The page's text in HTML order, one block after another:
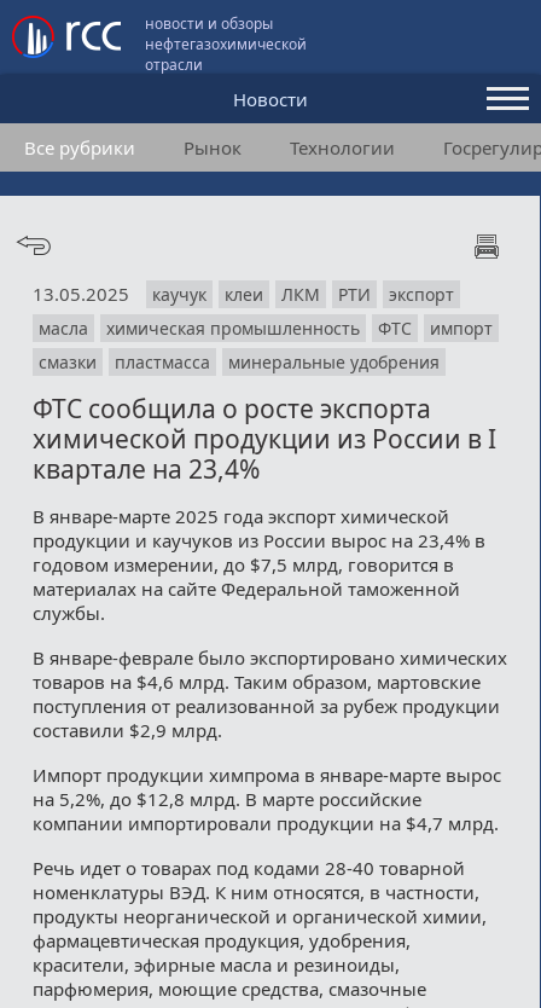
новости и обзоры
нефтегазохимической
отрасли
Новости
Аналитика и мнения
Конференции
Подписка
Пользовательское соглашение
Медиакит
Все рубрики Рынок Технологии
13.05.2025 каучук клеи ЛКМ РТИ
экспорт
масла
химическая промышленность ФТС
импорт
смазки
пластмасса минеральные удобрения
ФТС сообщила о росте экспорта
химической продукции из России в I
квартале на 23,4%
В январе-марте 2025 года экспорт химической
продукции и каучуков из России вырос на 23,4% в
годовом измерении, до $7,5 млрд, говорится в
материалах на сайте Федеральной таможенной
службы.
В январе-феврале было экспортировано химических
товаров на $4,6 млрд. Таким образом, мартовские
поступления от реализованной за рубеж продукции
составили $2,9 млрд.
Импорт продукции химпрома в январе-марте вырос
на 5,2%, до $12,8 млрд. В марте российские
компании импортировали продукции на $4,7 млрд.
Речь идет о товарах под кодами 28-40 товарной
номенклатуры ВЭД. К ним относятся, в частности,
продукты неорганической и органической химии,
фармацевтическая продукция, удобрения,
красители, эфирные масла и резиноиды,
парфюмерия, моющие средства, смазочные